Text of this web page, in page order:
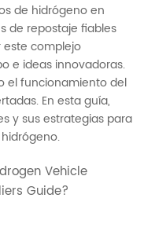
de hidrógeno en
de repostaje fiables
complejo
e ideas innovadoras.
el funcionamiento del
En esta guía,
y sus estrategias para